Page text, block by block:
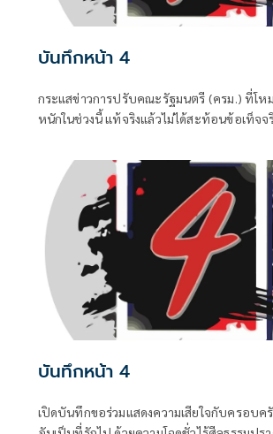
บันทึกหน้า 4
กระแสข่าวการปรับคณะรัฐมนตรี (ครม.) ที่โห
หนักในช่วงนี้ แท้จริงแล้วไม่ได้สะท้อนข้อเท็จจ
จากสองทางหลัก คือกลุ่มคนนอกที่ไม่ชอบรัฐบ
เครดิตเพื่อสร้างความสั่นคลอน และ สส.บางกลุ่
สีน้ำเงินที่กระหายเก้าอี้กระทรวง
บันทึกหน้า 4
เปิดบันทึกขอร่วมแสดงความเสียใจกับครอบค